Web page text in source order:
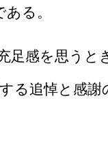
ある。
足感を思う
る追悼と感